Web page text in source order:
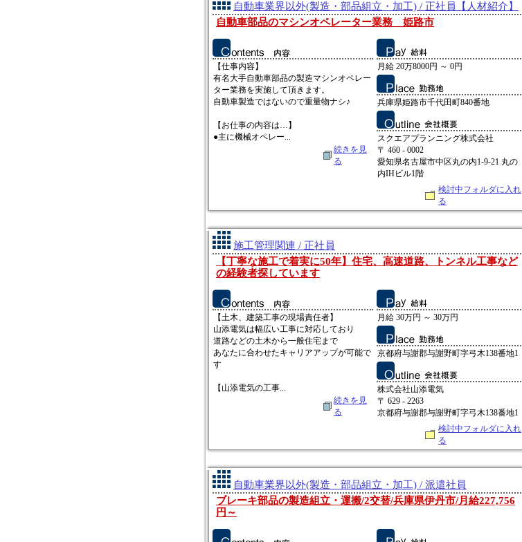
自動車業界以外(製造・部品組立・加工) / 正社員【人材紹介】
自動車部品のマシンオペレーター業務 姫路市
【仕事内容】
有名大手自動車部品の製造マシンオペレー
ター業務を実施して頂きます。
自動車製造ではないので重量物ナシ♪
【お仕事の内容は…】
●主に機械オペレー...
続きを見
る
月給 20万8000円 ～ 0円
兵庫県姫路市千代田町840番地
スクエアプランニング株式会社
〒 460 - 0002
愛知県名古屋市中区丸の内1-9-21 丸の
内IHビル1階
検討中フォルダに入れ
る
施工管理関連 / 正社員
【丁寧な施工で着実に50年】住宅、高速道路、トンネル工事など
の経験者探しています
【土木、建築工事の現場責任者】
山添電気は幅広い工事に対応しており
道路などの土木から一般住宅まで
あなたに合わせたキャリアアップが可能で
す
【山添電気の工事...
続きを見
る
月給 30万円 ～ 30万円
京都府与謝郡与謝野町字弓木138番地1
株式会社山添電気
〒 629 - 2263
京都府与謝郡与謝野町字弓木138番地1
検討中フォルダに入れ
る
自動車業界以外(製造・部品組立・加工) / 派遣社員
ブレーキ部品の製造組立・運搬/2交替/兵庫県伊丹市/月給227,756
円～